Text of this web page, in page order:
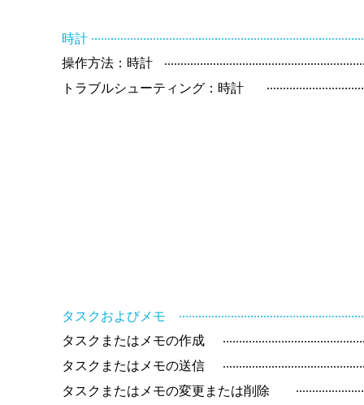
時計
操作方法：時計
トラブルシューティング：時計
タスクおよびメモ
タスクまたはメモの作成
タスクまたはメモの送信
タスクまたはメモの変更または削除